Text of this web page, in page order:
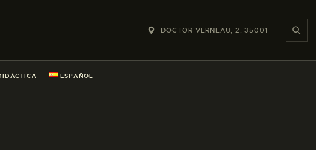
DOCTOR VERNEAU, 2, 35001
ESPAÑOL